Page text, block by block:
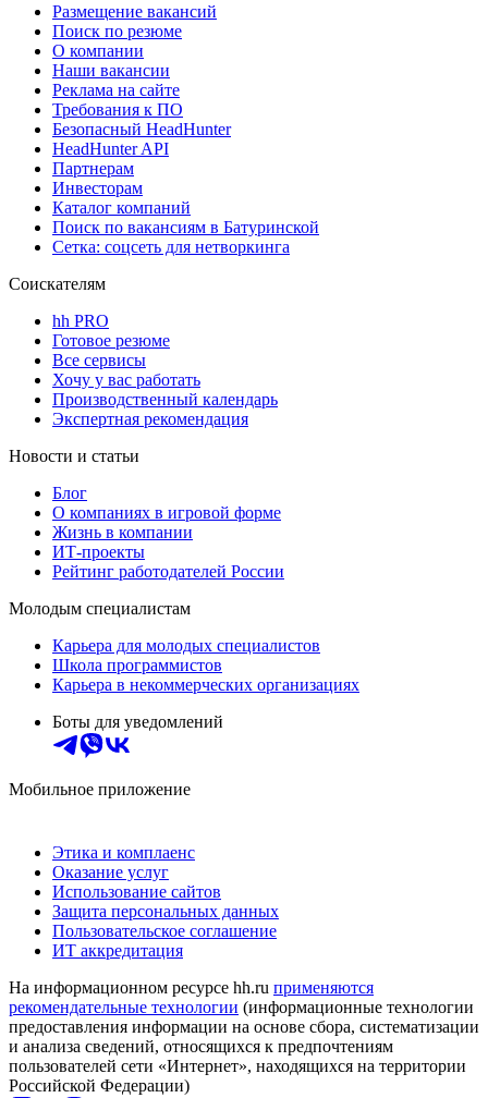
Размещение вакансий
Поиск по резюме
О компании
Наши вакансии
Реклама на сайте
Требования к ПО
Безопасный HeadHunter
HeadHunter API
Партнерам
Инвесторам
Каталог компаний
Поиск по вакансиям в Батуринской
Сетка: соцсеть для нетворкинга
Соискателям
hh PRO
Готовое резюме
Все сервисы
Хочу у вас работать
Производственный календарь
Экспертная рекомендация
Новости и статьи
Блог
О компаниях в игровой форме
Жизнь в компании
ИТ-проекты
Рейтинг работодателей России
Молодым специалистам
Карьера для молодых специалистов
Школа программистов
Карьера в некоммерческих организациях
Боты для уведомлений
Мобильное приложение
Этика и комплаенс
Оказание услуг
Использование сайтов
Защита персональных данных
Пользовательское соглашение
ИТ аккредитация
На информационном ресурсе hh.ru применяются
рекомендательные технологии (информационные технологии
предоставления информации на основе сбора, систематизации
и анализа сведений, относящихся к предпочтениям
пользователей сети «Интернет», находящихся на территории
Российской Федерации)